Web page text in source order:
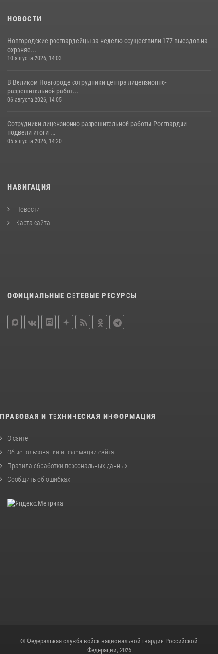
НОВОСТИ
Новгородские росгвардейцы за неделю осуществили 177 выездов на
охраняе...
10 августа 2026, 14:03
В Великом Новгороде сотрудники центра лицензионно-
разрешительной работ...
06 августа 2026, 14:05
Сотрудники лицензионно-разрешительной работы Росгвардии
подвели итоги ...
05 августа 2026, 14:20
НАВИГАЦИЯ
Новости
Карта сайта
ОФИЦИАЛЬНЫЕ СЕТЕВЫЕ РЕСУРСЫ
ПРАВОВАЯ И ТЕХНИЧЕСКАЯ ИНФОРМАЦИЯ
О сайте
Об использовании информации сайта
Правила обработки персональных данных
Сообщить об ошибках
© Федеральная служба войск национальной гвардии Российской
Федерации, 2026